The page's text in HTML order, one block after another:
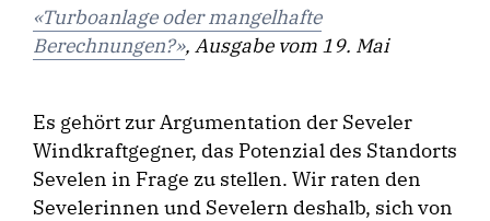
«Turboanlage oder mangelhafte
Berechnungen?», Ausgabe vom 19. Mai
Es gehört zur Argumentation der Seveler
Windkraftgegner, das Potenzial des Standorts
Sevelen in Frage zu stellen. Wir raten den
Sevelerinnen und Sevelern deshalb, sich von